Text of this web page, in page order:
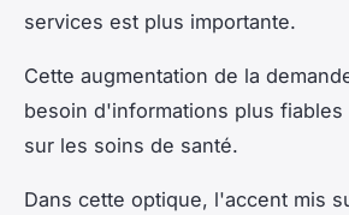
services est plus importante.
Cette augmentation de la
besoin d'informations plus
sur les soins de santé.
Dans cette optique, l'accent mis